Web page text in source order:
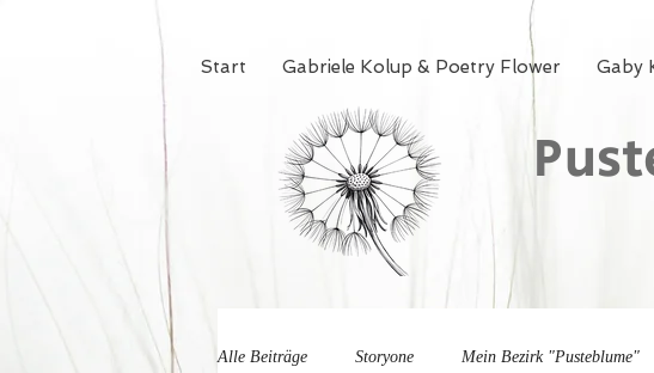
Start Gabriele Kolup & Poetry Flower Gaby
Alle Beiträge Storyone Mein Bezirk "Pusteblume"